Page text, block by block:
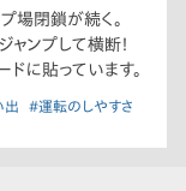
場閉鎖が続く。
ンプして横断！
ドに貼っています。
出 #運転のしやすさ